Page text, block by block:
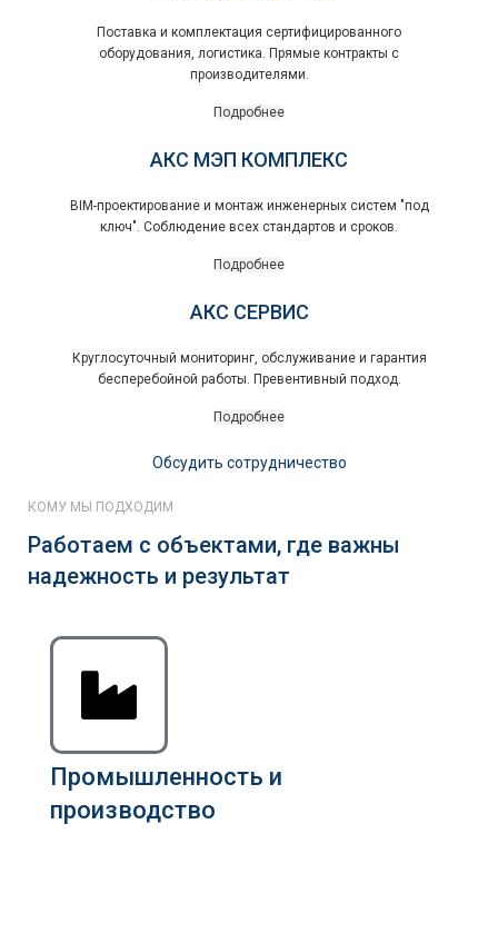
Поставка и комплектация сертифицированного
оборудования, логистика. Прямые контракты с
производителями.
Подробнее
АКС МЭП КОМПЛЕКС
BIM-проектирование и монтаж инженерных систем "под
ключ". Соблюдение всех стандартов и сроков.
Подробнее
АКС СЕРВИС
Круглосуточный мониторинг, обслуживание и гарантия
бесперебойной работы. Превентивный подход.
Подробнее
Обсудить сотрудничество
КОМУ МЫ ПОДХОДИМ
Работаем с объектами, где важны
надежность и результат
Промышленность и
производство